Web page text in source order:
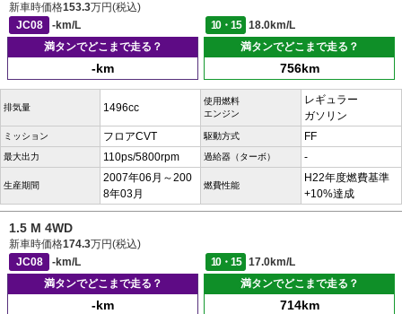
新車時価格153.3万円(税込)
JC08
-km/L 10・15
18.0km/L
満タンでどこまで走る？
-km
満タンでどこまで走る？
756km
排気量 1496cc
使用燃料
エンジン
レギュラー
ガソリン
ミッション フロアCVT 駆動方式 FF
最大出力 110ps/5800rpm 過給器（ターボ） -
生産期間
2007年06月～200
8年03月
燃費性能
H22年度燃費基準
+10%達成
1.5 M 4WD
新車時価格174.3万円(税込)
JC08
-km/L 10・15
17.0km/L
満タンでどこまで走る？
-km
満タンでどこまで走る？
714km